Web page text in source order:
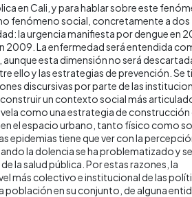
en Cali, y para hablar sobre este
fenómeno social, concretamente a dos
la urgencia manifiesta por dengue en
2009. La enfermedad será entendida
esta dimensión no será
ello y las estrategias de prevención. Se
discursivas por parte de las
un contexto social más
como una estrategia de construcción
el espacio urbano, tanto físico como
epidemias tiene que ver con la
la dolencia se ha problematizado y
la salud pública. Por estas razones, la
más colectivo e institucional de las
población en su conjunto, de alguna